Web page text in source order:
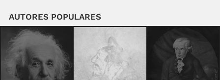
AUTORES POPULARES